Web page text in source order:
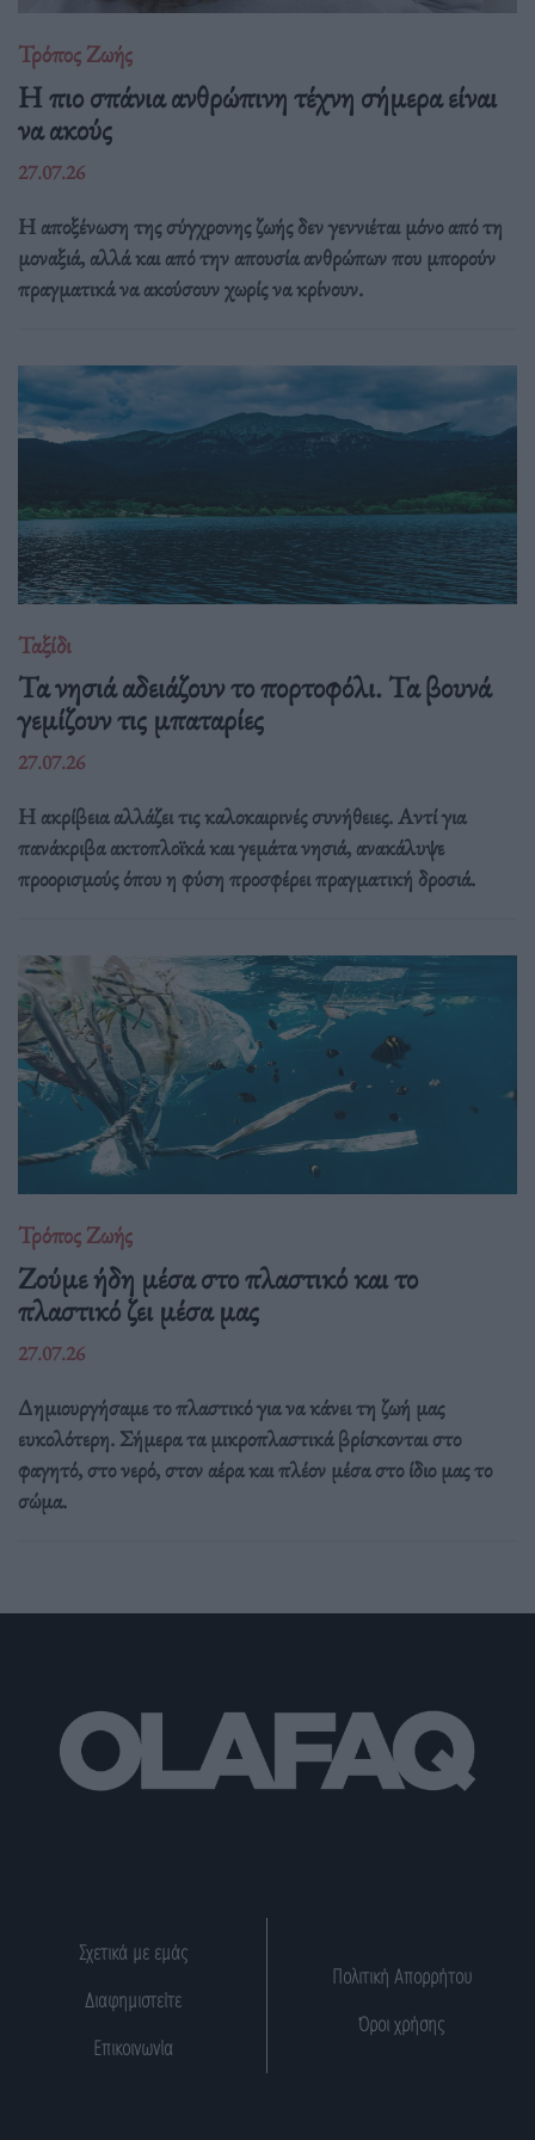
Τρόπος Ζωής
Η πιο σπάνια ανθρώπινη τέχνη σήμερα είναι
να ακούς
27.07.26
Η αποξένωση της σύγχρονης ζωής δεν γεννιέται μόνο από τη
μοναξιά, αλλά και από την απουσία ανθρώπων που μπορούν
πραγματικά να ακούσουν χωρίς να κρίνουν.
Ταξίδι
Τα νησιά αδειάζουν το πορτοφόλι. Τα βουνά
γεμίζουν τις μπαταρίες
27.07.26
Η ακρίβεια αλλάζει τις καλοκαιρινές συνήθειες. Αντί για
πανάκριβα ακτοπλοϊκά και γεμάτα νησιά, ανακάλυψε
προορισμούς όπου η φύση προσφέρει πραγματική δροσιά.
Τρόπος Ζωής
Ζούμε ήδη μέσα στο πλαστικό και το
πλαστικό ζει μέσα μας
27.07.26
Δημιουργήσαμε το πλαστικό για να κάνει τη ζωή μας
ευκολότερη. Σήμερα τα μικροπλαστικά βρίσκονται στο
φαγητό, στο νερό, στον αέρα και πλέον μέσα στο ίδιο μας το
σώμα.
Σχετικά με εμάς
Διαφημιστείτε
Επικοινωνία
Πολιτική Απορρήτου
Όροι χρήσης